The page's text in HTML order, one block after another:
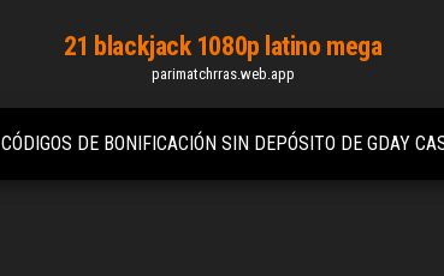
21 blackjack 1080p latino mega
parimatchrras.web.app
CÓDIGOS DE BONIFICACIÓN SIN DEPÓSITO DE GDAY